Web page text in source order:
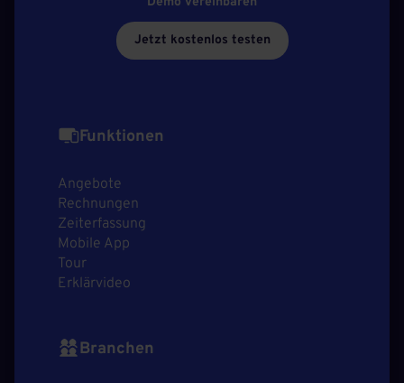
Jetzt kostenlos testen
Funktionen
Angebote
Rechnungen
Zeiterfassung
Mobile App
Tour
Erklärvideo
Branchen